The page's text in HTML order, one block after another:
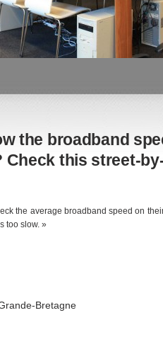
the broadband
Check this street-
the average broadband speed on
too slow. »
Bretagne